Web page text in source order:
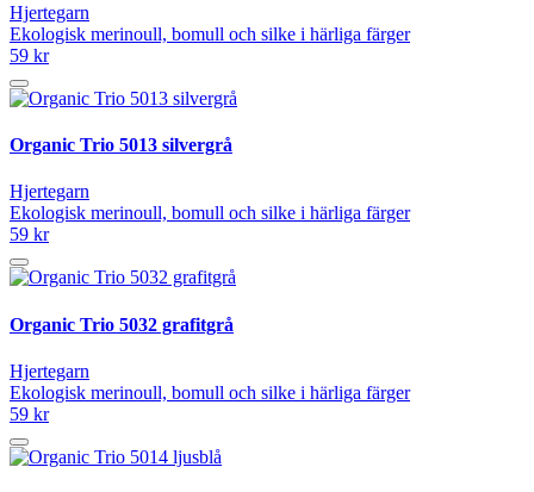
Hjertegarn
Ekologisk merinoull, bomull och silke i härliga färger
59 kr
Organic Trio 5013 silvergrå
Hjertegarn
Ekologisk merinoull, bomull och silke i härliga färger
59 kr
Organic Trio 5032 grafitgrå
Hjertegarn
Ekologisk merinoull, bomull och silke i härliga färger
59 kr